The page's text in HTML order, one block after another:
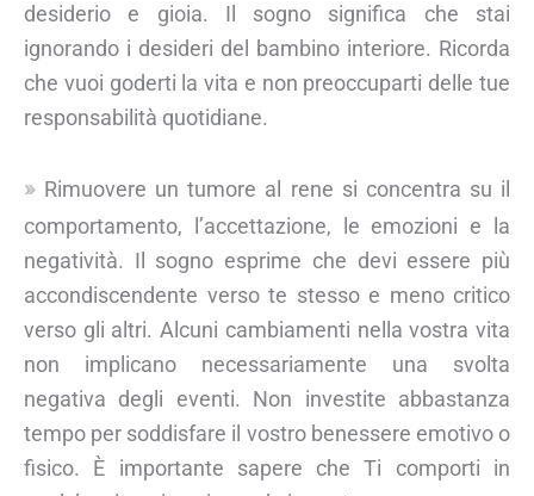
desiderio e gioia. Il sogno significa che stai
ignorando i desideri del bambino interiore. Ricorda
che vuoi goderti la vita e non preoccuparti delle tue
responsabilità quotidiane.
Rimuovere un tumore al rene si concentra su il
comportamento, l’accettazione, le emozioni e la
negatività. Il sogno esprime che devi essere più
accondiscendente verso te stesso e meno critico
verso gli altri. Alcuni cambiamenti nella vostra vita
non implicano necessariamente una svolta
negativa degli eventi. Non investite abbastanza
tempo per soddisfare il vostro benessere emotivo o
fisico. È importante sapere che Ti comporti in